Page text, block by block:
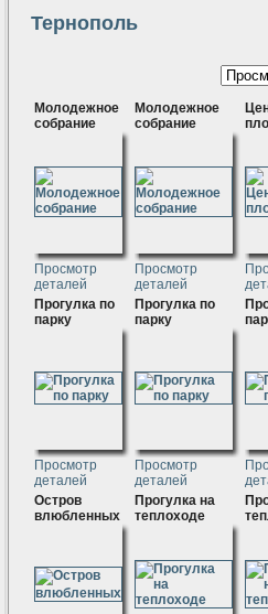
Тернополь
Молодежное
собрание
Просмотр
деталей
Молодежное
собрание
Просмотр
деталей
Прогулка по
парку
Просмотр
деталей
Прогулка по
парку
Просмотр
деталей
Остров
влюбленных
Прогулка на
теплоходе